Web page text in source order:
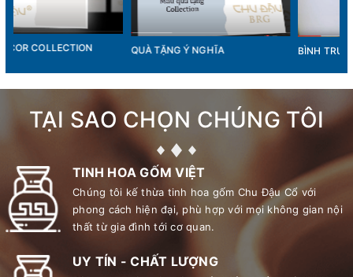
QUÀ TẶNG Ý NGHĨA BÌNH TRƯỜNG PHÚC
TẠI SAO CHỌN CHÚNG TÔI
TINH HOA GỐM VIỆT
Chúng tôi kế thừa tinh hoa gốm Chu Đậu Cổ với
phong cách hiện đại, phù hợp với mọi không gian nội
thất từ gia đình tới cơ quan.
UY TÍN - CHẤT LƯỢNG